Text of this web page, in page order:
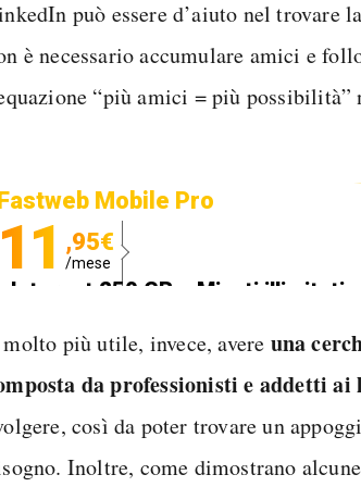
può essere d’aiuto nel trovare
è necessario accumulare amici e
“più amici = più possibilità”
Mobile Pro
11 ,95€
/mese
Internet 250 GB e Minuti illimitati
più utile, invece, avere una
da professionisti e addetti ai
così da poter trovare un
Inoltre, come dimostrano